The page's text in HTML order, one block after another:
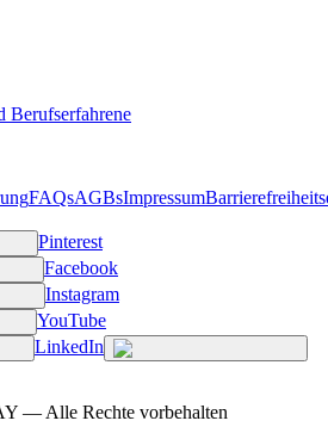
Berufserfahrene
FAQsAGBsImpressum
Pinterest
Facebook
Instagram
YouTube
LinkedIn
— Alle Rechte vorbehalten